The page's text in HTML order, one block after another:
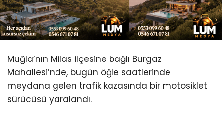
Muğla’nın Milas ilçesine bağlı Burgaz
Mahallesi’nde, bugün öğle saatlerinde
meydana gelen trafik kazasında bir motosiklet
sürücüsü yaralandı.